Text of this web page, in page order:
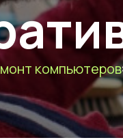
компьютеров